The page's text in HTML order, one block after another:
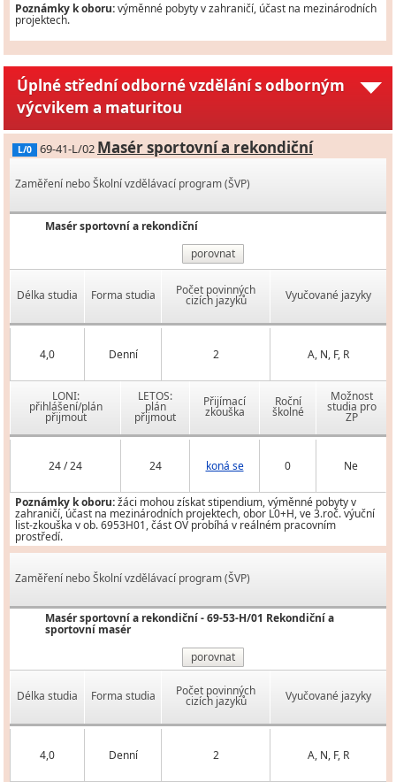
Poznámky k oboru:výměnné pobyty v zahraničí, účast na mezinárodních
projektech.
Úplné střední odborné vzdělání s odborným
výcvikem a maturitou
L/0 69-41-L/02 Masér sportovní a rekondiční
Zaměření nebo Školní vzdělávací program (ŠVP)
Masér sportovní a rekondiční
porovnat
Délka studia Forma studia Počet povinných
cizích jazyků Vyučované jazyky
4,0 Denní 2 A, N, F, R
LONI:
přihlášení/plán
přijmout
LETOS:
plán
přijmout
Přijímací
zkouška
Roční
školné
Možnost
studia pro
ZP
24 / 24 24 koná se 0 Ne
Poznámky k oboru:žáci mohou získat stipendium, výměnné pobyty v
zahraničí, účast na mezinárodních projektech, obor L0+H, ve 3.roč. výuční
list-zkouška v ob. 6953H01, část OV probíhá v reálném pracovním
prostředí.
Zaměření nebo Školní vzdělávací program (ŠVP)
Masér sportovní a rekondiční - 69-53-H/01 Rekondiční a
sportovní masér
porovnat
Délka studia Forma studia Počet povinných
cizích jazyků Vyučované jazyky
4,0 Denní 2 A, N, F, R